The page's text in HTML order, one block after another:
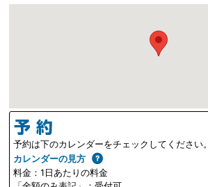
予約は下のカレンダーをチェックしてください。
カレンダーの見方
料金：1日あたりの料金